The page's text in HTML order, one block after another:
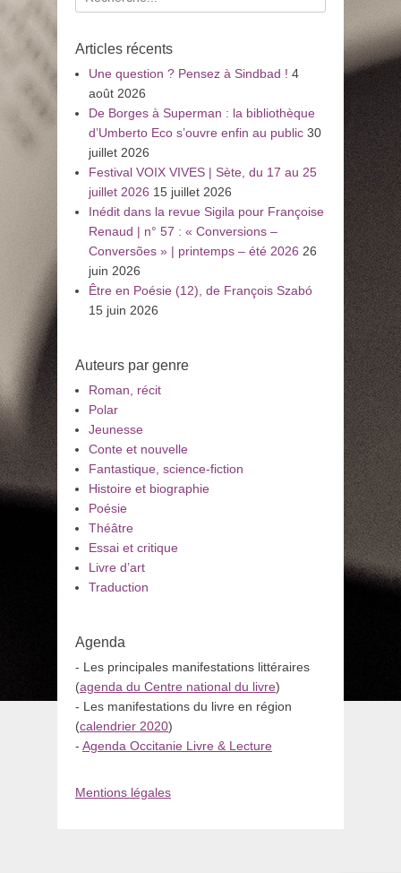
pour
Articles récents
Une question ? Pensez à Sindbad ! 4
août 2026
De Borges à Superman : la bibliothèque
d’Umberto Eco s’ouvre enfin au public 30
juillet 2026
Festival VOIX VIVES | Sète, du 17 au 25
juillet 2026 15 juillet 2026
Inédit dans la revue Sigila pour Françoise
Renaud | n° 57 : « Conversions –
Conversões » | printemps – été 2026 26
juin 2026
Être en Poésie (12), de François Szabó
15 juin 2026
Auteurs par genre
Roman, récit
Polar
Jeunesse
Conte et nouvelle
Fantastique, science-fiction
Histoire et biographie
Poésie
Théâtre
Essai et critique
Livre d’art
Traduction
Agenda
- Les principales manifestations littéraires
(agenda du Centre national du livre)
- Les manifestations du livre en région
(calendrier 2020)
- Agenda Occitanie Livre & Lecture
Mentions légales